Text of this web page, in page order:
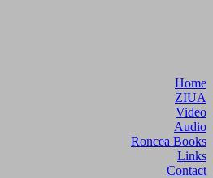
Home
ZIUA
Video
Audio
Roncea Books
Links
Contact